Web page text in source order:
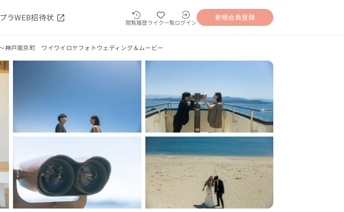
ラWEB招待状 閲覧履歴ライク一覧ログイン
新規会員登録
神戸南京町 ワイワイロケフォトウェディング＆ムービー